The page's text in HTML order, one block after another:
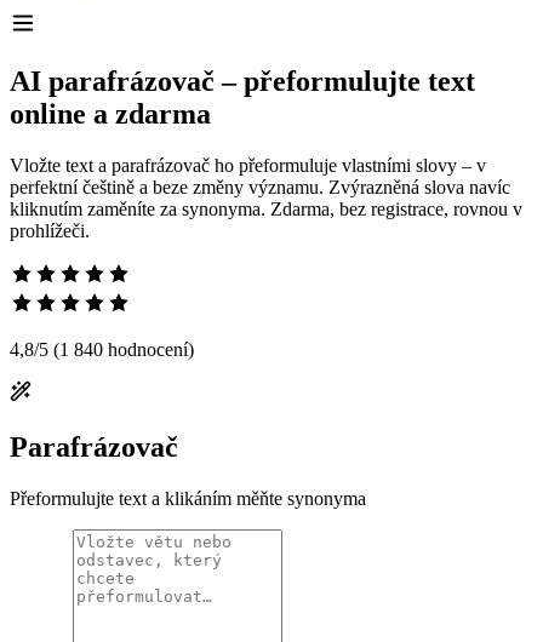
AI parafrázovač – přeformulujte text
online a zdarma
Vložte text a parafrázovač ho přeformuluje vlastními slovy – v
perfektní češtině a beze změny významu. Zvýrazněná slova navíc
kliknutím zaměníte za synonyma. Zdarma, bez registrace, rovnou v
prohlížeči.
4,8/5 (1 840 hodnocení)
Parafrázovač
Přeformulujte text a klikáním měňte synonyma